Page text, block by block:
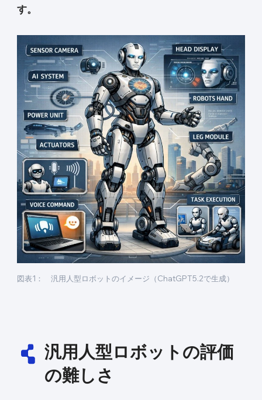
す。
図表1： 汎用人型ロボットのイメージ（ChatGPT5.2で生成）
汎用人型ロボットの評価
の難しさ